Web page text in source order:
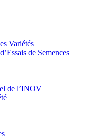
Variétés
de Semences
de l’INOV